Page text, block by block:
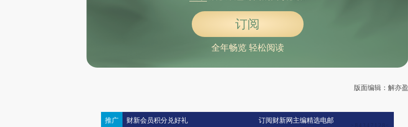
订阅
全年畅览 轻松阅读
版面编辑：解亦盈
推广 财新会员积分兑好礼 订阅财新网主编精选电邮